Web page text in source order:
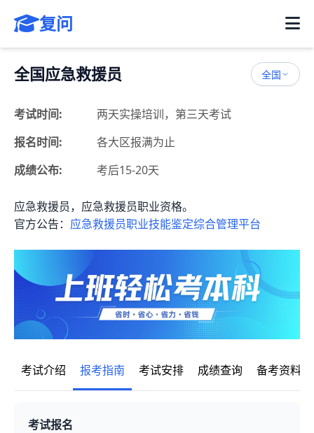
复问
全国应急救援员 全国
考试时间:
两天实操培训，第三天考试
报名时间:
各大区报满为止
成绩公布:
考后15-20天
应急救援员，应急救援员职业资格。
官方公告： 应急救援员职业技能鉴定综合管理平台
考试介绍 报考指南 考试安排 成绩查询 备考资料
考试报名